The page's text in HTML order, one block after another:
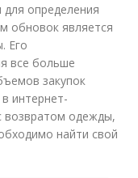
определения
обновок является
Его
все больше
закупок
интернет-
возвратом одежды,
найти свой